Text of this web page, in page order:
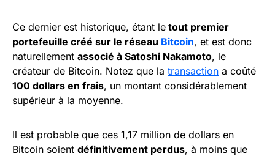
Ce dernier est historique, étant le tout premier
portefeuille créé sur le réseau Bitcoin, et est donc
naturellement associé à Satoshi Nakamoto, le
créateur de Bitcoin. Notez que la transaction a coûté
100 dollars en frais, un montant considérablement
supérieur à la moyenne.
Il est probable que ces 1,17 million de dollars en
Bitcoin soient définitivement perdus, à moins que